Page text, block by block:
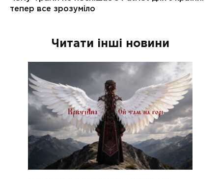
Читати інші новини